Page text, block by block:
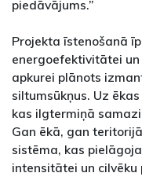
piedāvājums.”
Projekta īstenošanā
energoefektivitātei
apkurei plānots
siltumsūkņus. Uz
kas ilgtermiņā
Gan ēkā, gan
sistēma, kas
intensitātei un cilvēku